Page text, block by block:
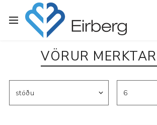
VÖRUR MERKTAR